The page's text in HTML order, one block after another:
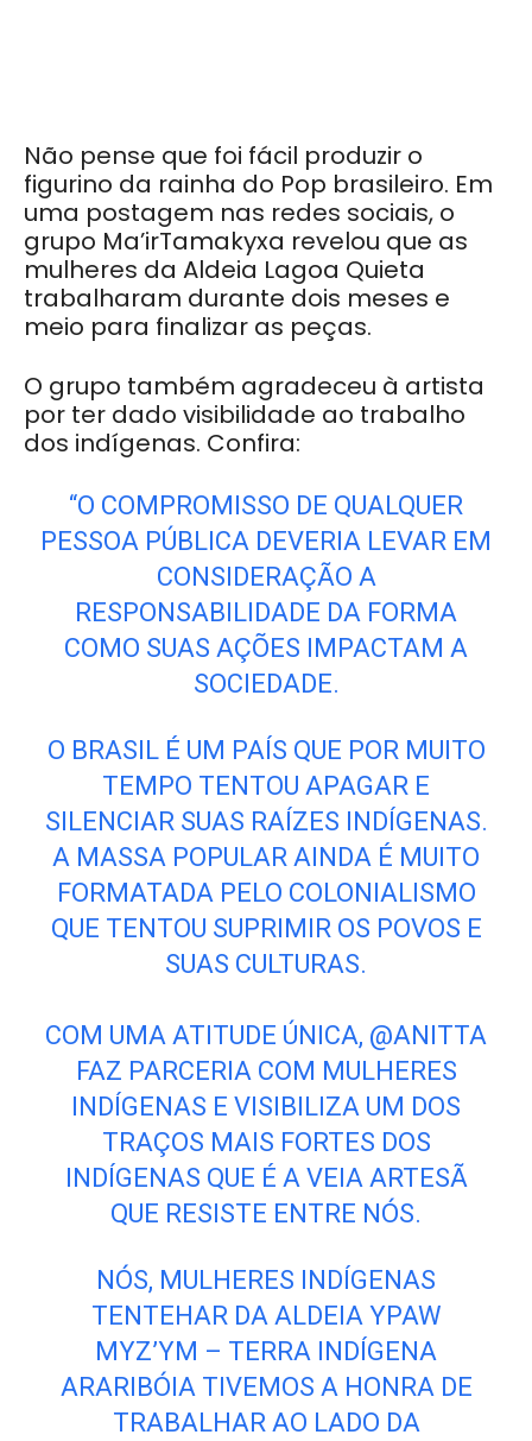
Não pense que foi fácil produzir o
figurino da rainha do Pop brasileiro. Em
uma postagem nas redes sociais, o
grupo Ma’irTamakyxa revelou que as
mulheres da Aldeia Lagoa Quieta
trabalharam durante dois meses e
meio para finalizar as peças.
O grupo também agradeceu à artista
por ter dado visibilidade ao trabalho
dos indígenas. Confira:
“O COMPROMISSO DE QUALQUER
PESSOA PÚBLICA DEVERIA LEVAR EM
CONSIDERAÇÃO A
RESPONSABILIDADE DA FORMA
COMO SUAS AÇÕES IMPACTAM A
SOCIEDADE.
O BRASIL É UM PAÍS QUE POR MUITO
TEMPO TENTOU APAGAR E
SILENCIAR SUAS RAÍZES INDÍGENAS.
A MASSA POPULAR AINDA É MUITO
FORMATADA PELO COLONIALISMO
QUE TENTOU SUPRIMIR OS POVOS E
SUAS CULTURAS.
COM UMA ATITUDE ÚNICA, @ANITTA
FAZ PARCERIA COM MULHERES
INDÍGENAS E VISIBILIZA UM DOS
TRAÇOS MAIS FORTES DOS
INDÍGENAS QUE É A VEIA ARTESÃ
QUE RESISTE ENTRE NÓS.
NÓS, MULHERES INDÍGENAS
TENTEHAR DA ALDEIA YPAW
MYZ’YM – TERRA INDÍGENA
ARARIBÓIA TIVEMOS A HONRA DE
TRABALHAR AO LADO DA